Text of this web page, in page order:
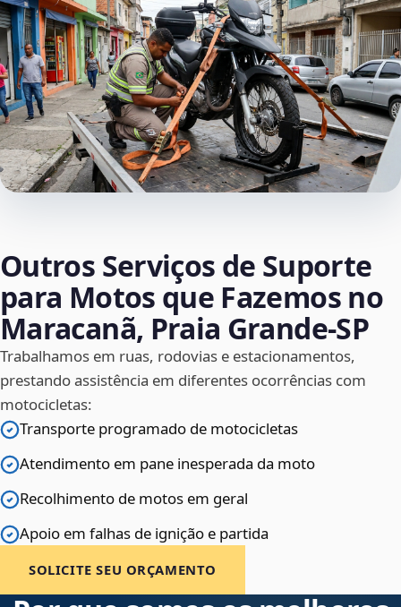
Outros Serviços de Suporte
para Motos que Fazemos no
Maracanã, Praia Grande‑SP
Trabalhamos em ruas, rodovias e estacionamentos,
prestando assistência em diferentes ocorrências com
motocicletas:
Transporte programado de motocicletas
Atendimento em pane inesperada da moto
Recolhimento de motos em geral
Apoio em falhas de ignição e partida
SOLICITE SEU ORÇAMENTO